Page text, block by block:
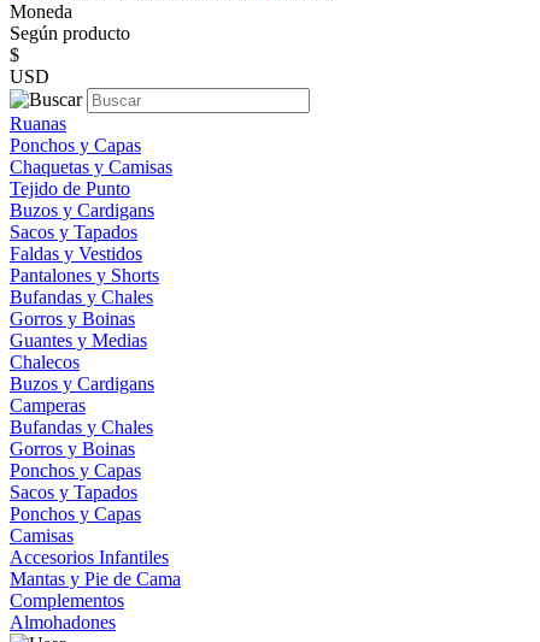
Moneda
Según producto
$
USD
Ruanas
Ponchos y Capas
Chaquetas y Camisas
Tejido de Punto
Buzos y Cardigans
Sacos y Tapados
Faldas y Vestidos
Pantalones y Shorts
Bufandas y Chales
Gorros y Boinas
Guantes y Medias
Chalecos
Buzos y Cardigans
Camperas
Bufandas y Chales
Gorros y Boinas
Ponchos y Capas
Sacos y Tapados
Ponchos y Capas
Camisas
Accesorios Infantiles
Mantas y Pie de Cama
Complementos
Almohadones